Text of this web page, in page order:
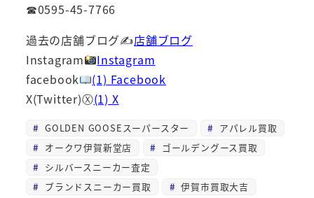
☎0595-45-7766
過去の店舗ブログ✍店舗ブログ
Instagram
Instagram
facebook
(1) Facebook
X(Twitter)Ⓧ(1) X
GOLDEN GOOSEスーパースター
アパレル買取
オークワ伊賀新堂店
ゴールデングース買取
シルバースニーカー査定
ブランドスニーカー買取
伊賀市買取大吉